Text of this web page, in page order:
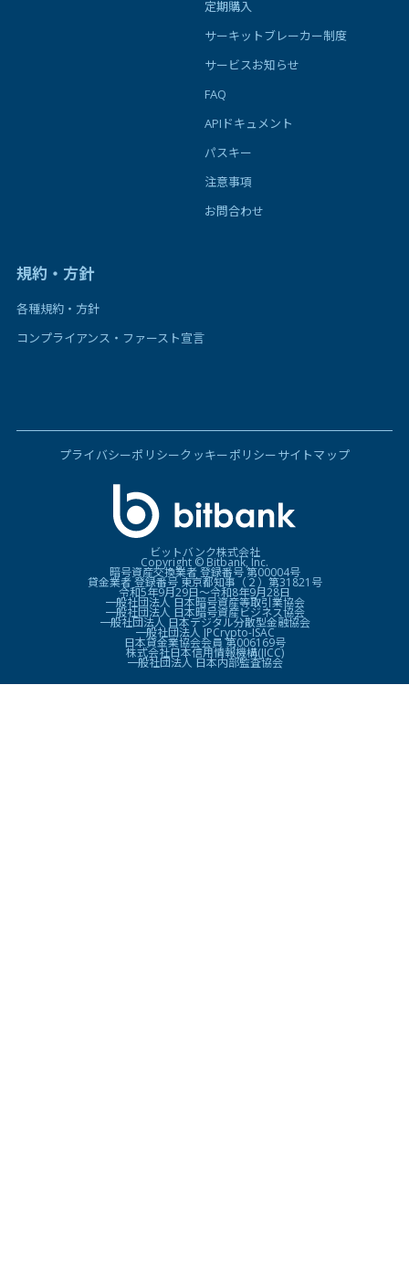
定期購入
サーキットブレーカー制度
サービスお知らせ
FAQ
APIドキュメント
パスキー
注意事項
お問合わせ
規約・方針
各種規約・方針
コンプライアンス・ファースト宣言
プライバシーポリシークッキーポリシーサイトマップ
ビットバンク株式会社
Copyright © Bitbank, Inc.
暗号資産交換業者 登録番号 第00004号
貸金業者 登録番号 東京都知事（２）第31821号
令和5年9月29日〜令和8年9月28日
一般社団法人 日本暗号資産等取引業協会
一般社団法人 日本暗号資産ビジネス協会
一般社団法人 日本デジタル分散型金融協会
一般社団法人 JPCrypto-ISAC
日本貸金業協会会員 第006169号
株式会社日本信用情報機構(JICC)
一般社団法人 日本内部監査協会